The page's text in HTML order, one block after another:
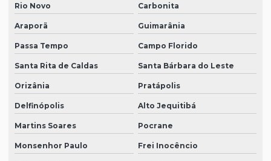
Rio Novo Carbonita
Araporã Guimarânia
Passa Tempo Campo Florido
Santa Rita de Caldas Santa Bárbara do Leste
Orizânia Pratápolis
Delfinópolis Alto Jequitibá
Martins Soares Pocrane
Monsenhor Paulo Frei Inocêncio